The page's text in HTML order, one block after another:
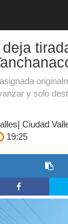
y solo
Ciudad
19:25